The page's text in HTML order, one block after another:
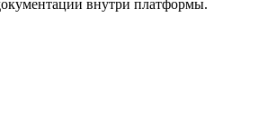
внутри платформы.